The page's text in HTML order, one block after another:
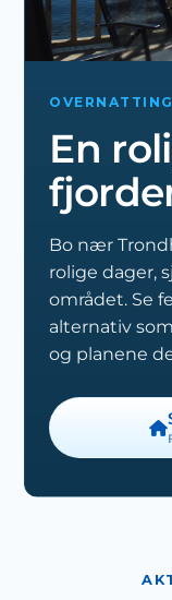
En
Bo nær
rolige dager,
området. Se
alternativ
og planene